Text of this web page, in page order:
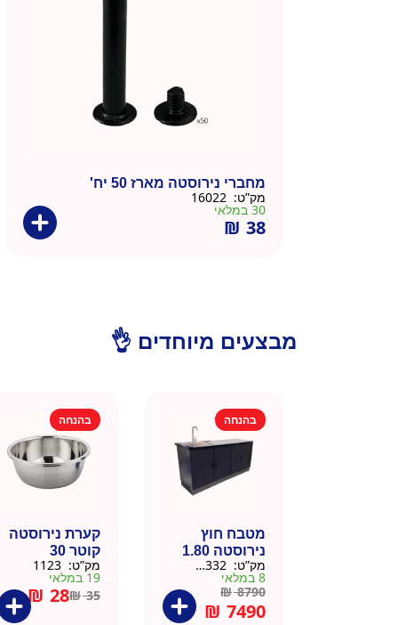
מחברי נירוסטה מארז 50 יח'
מק”ט:
30 במלאי
₪ 38
מבצעים מיוחדים 👌
בהנחה
מטבח חוץ
נירוסטה 1.80
מטר כולל שיש
וכיור
מק”ט:
8 במלאי
₪8790
₪ 7490
בהנחה
קערת נירוסטה
קוטר 30
מק”ט:
19 במלאי
₪35
₪ 28